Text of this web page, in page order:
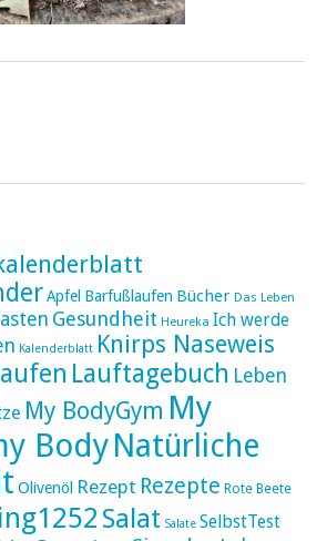
Apfel Barfußlaufen Bücher Das Leben
Gesundheit Heureka Ich werde
Kalenderblatt Knirps Naseweis
Lauftagebuch Leben
My BodyGym My
BodyNatürliche
Olivenöl Rezept Rezepte Rote Beete
Salat Salate SelbstTest